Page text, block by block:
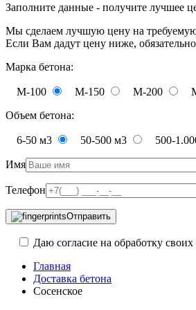
Заполните данные - получите лучшее
Мы сделаем лучшую цену на
Если Вам дадут цену ниже,
Марка бетона:
М-100 М-150 М-200
Объем бетона:
6-50 м3 50-500 м3 500-
Имя
Телефон
Отправить
Даю согласие на обработку
Главная
Доставка бетона
Сосенское